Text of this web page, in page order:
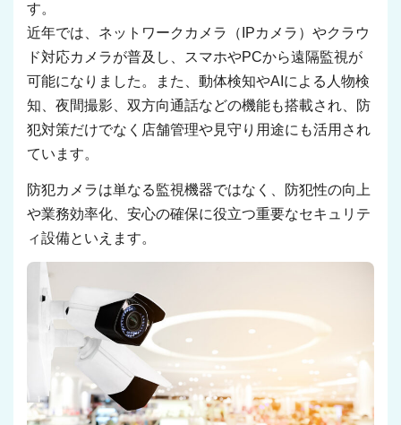
す。
近年では、ネットワークカメラ（IPカメラ）やクラウ
ド対応カメラが普及し、スマホやPCから遠隔監視が
可能になりました。また、動体検知やAIによる人物検
知、夜間撮影、双方向通話などの機能も搭載され、防
犯対策だけでなく店舗管理や見守り用途にも活用され
ています。
防犯カメラは単なる監視機器ではなく、防犯性の向上
や業務効率化、安心の確保に役立つ重要なセキュリテ
ィ設備といえます。